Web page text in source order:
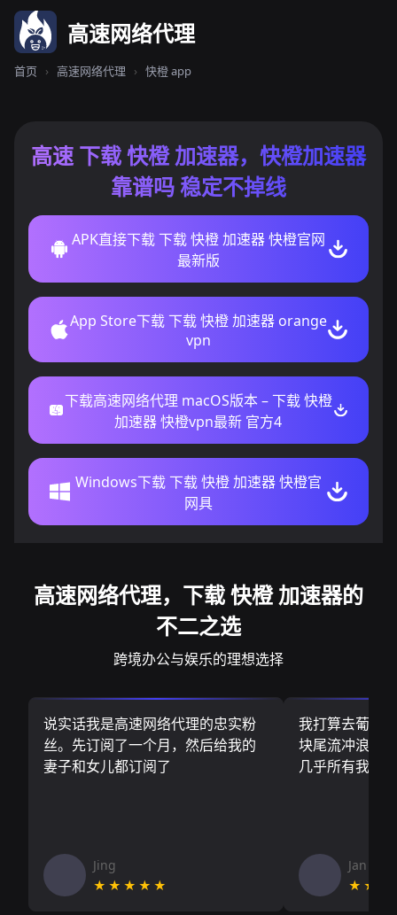
高速网络代理
首页 › 高速网络代理 › 快橙 app
高速 下载 快橙 加速器，快橙加速器
靠谱吗 稳定不掉线
APK直接下载 下载 快橙 加速器 快橙官网
最新版
App Store下载 下载 快橙 加速器 orange
vpn
下载高速网络代理 macOS版本 – 下载 快橙
加速器 快橙vpn最新 官方4
Windows下载 下载 快橙 加速器 快橙官
网具
高速网络代理，下载 快橙 加速器的
不二之选
跨境办公与娱乐的理想选择
说实话我是高速网络代理的忠实粉
丝。先订阅了一个月，然后给我的
妻子和女儿都订阅了
Jing
★★★★★
我打算去葡萄
块尾流冲浪板
几乎所有我需
Jan V